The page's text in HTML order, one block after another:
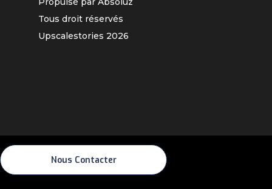
Tous droit réservés
Upscalestories 2026
Nous Contacter